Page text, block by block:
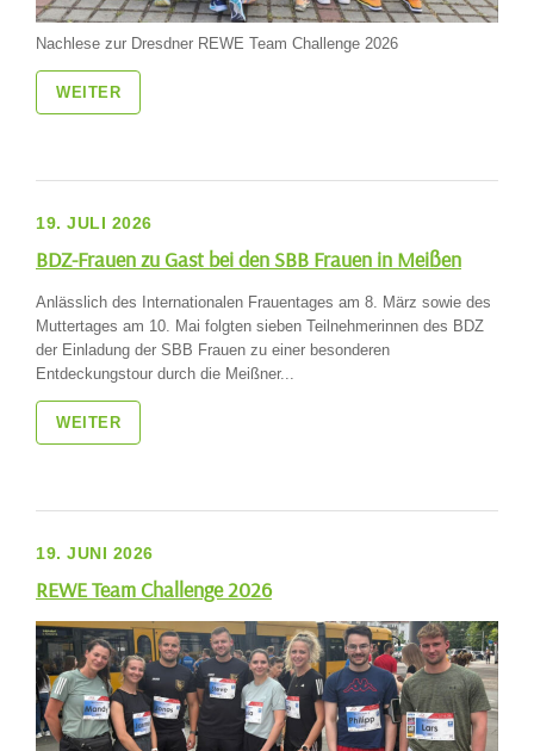
Nachlese zur Dresdner REWE Team Challenge 2026
WEITER
19. JULI 2026
BDZ-Frauen zu Gast bei den SBB Frauen in Meißen
Anlässlich des Internationalen Frauentages am 8. März sowie des
Muttertages am 10. Mai folgten sieben Teilnehmerinnen des BDZ
der Einladung der SBB Frauen zu einer besonderen
Entdeckungstour durch die Meißner...
WEITER
19. JUNI 2026
REWE Team Challenge 2026